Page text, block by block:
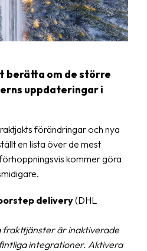
berätta om de större
uppdateringar i
förändringar och nya
en lista över de mest
kommer göra
delivery(DHL
frakttjänster är inaktiverade
integrationer. Aktivera